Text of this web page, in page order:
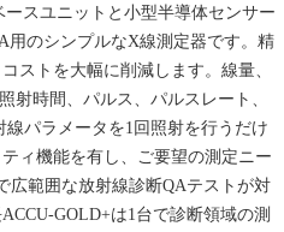
スユニットと小型半導体センサー
用のシンプルなX線測定器です。精
ストを大幅に削減します。線量、
射時間、パルス、パルスレート、
パラメータを1回照射を行うだけ
ィ機能を有し、ご要望の測定ニー
広範囲な放射線診断QAテストが対
GOLD+は1台で診断領域の測